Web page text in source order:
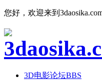
您好，欢迎来到
3D电影论坛BBS